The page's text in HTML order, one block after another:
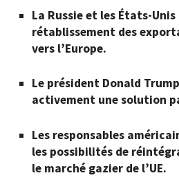
La Russie et les États-
rétablissement des
vers l’Europe.
Le président Donald
activement une solution
Les responsables
les possibilités de
le marché gazier de l’UE.